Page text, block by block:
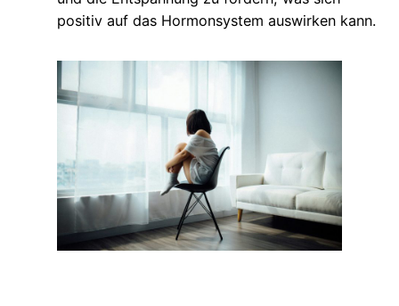
positiv auf das Hormonsystem auswirken kann.